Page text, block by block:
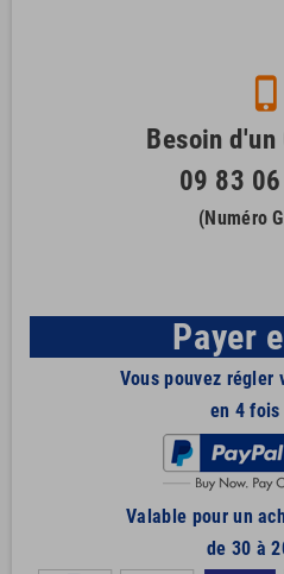
phone_iphone
Besoin
09 83
(Numéro
Payer
Vous pouvez régler
en 4 fois
Valable pour un
de 30 à